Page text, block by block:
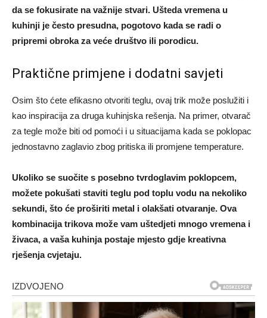
da se fokusirate na važnije stvari. Ušteda vremena u
kuhinji je često presudna, pogotovo kada se radi o
pripremi obroka za veće društvo ili porodicu.
Praktične primjene i dodatni savjeti
Osim što ćete efikasno otvoriti teglu, ovaj trik može poslužiti i
kao inspiracija za druga kuhinjska rešenja. Na primer, otvarač
za tegle može biti od pomoći i u situacijama kada se poklopac
jednostavno zaglavio zbog pritiska ili promjene temperature.
Ukoliko se suočite s posebno tvrdoglavim poklopcem,
možete pokušati staviti teglu pod toplu vodu na nekoliko
sekundi, što će proširiti metal i olakšati otvaranje. Ova
kombinacija trikova može vam uštedjeti mnogo vremena i
živaca, a vaša kuhinja postaje mjesto gdje kreativna
rješenja cvjetaju.